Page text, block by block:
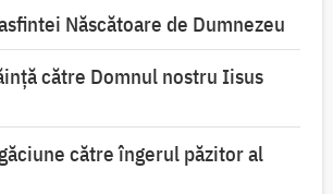
Născătoare de Dumnezeu
către Domnul nostru Iisus
către îngerul păzitor al